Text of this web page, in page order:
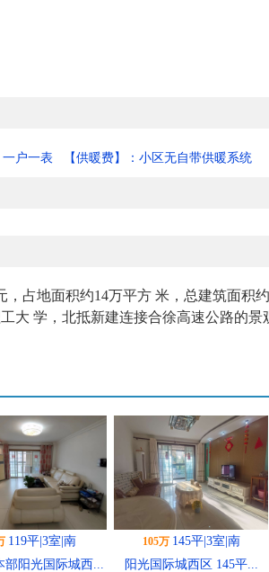
一户一表 【供暖费】：小区无自带供暖系统
占地面积约14万平方 米，总建筑面积
大 学，北抵新建连接合徐高速公路的景
145平|3室|南
城西区 145平...
55万71平|2室|南
阳光国际城西区 71平 ...